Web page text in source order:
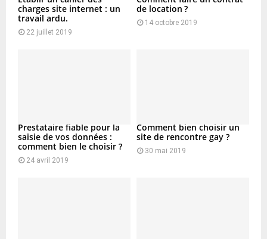
charges site internet : un
travail ardu.
22 juillet 2019
de location ?
14 octobre 2019
Prestataire fiable pour la
saisie de vos données :
comment bien le choisir ?
24 avril 2019
Comment bien choisir un
site de rencontre gay ?
30 mai 2019